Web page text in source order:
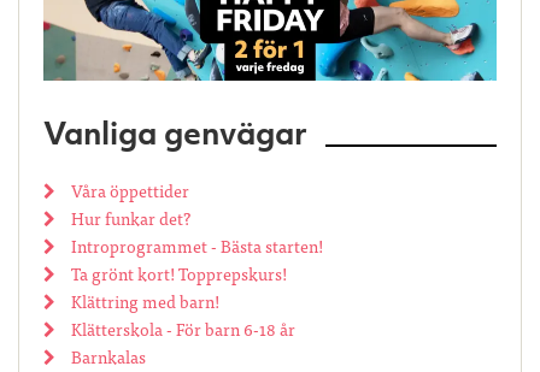
Vanliga genvägar
Våra öppettider
Hur funkar det?
Introprogrammet - Bästa starten!
Ta grönt kort! Topprepskurs!
Klättring med barn!
Klätterskola - För barn 6-18 år
Barnkalas